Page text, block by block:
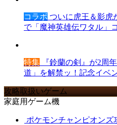
コラボ ついに虎王＆影虎
で「魔神英雄伝ワタル」
特集 『鈴蘭の剣』が2周
道」を解禁ッ！記念イベ
攻略取扱いゲーム
家庭用ゲーム機
ポケモンチャンピオンズ